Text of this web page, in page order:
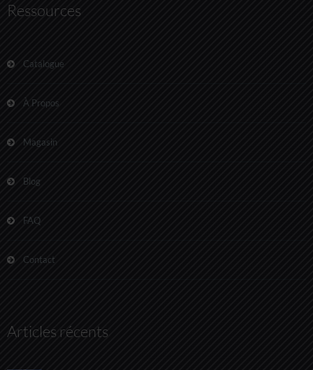
Ressources
Catalogue
À Propos
Magasin
Blog
FAQ
Contact
Articles récents